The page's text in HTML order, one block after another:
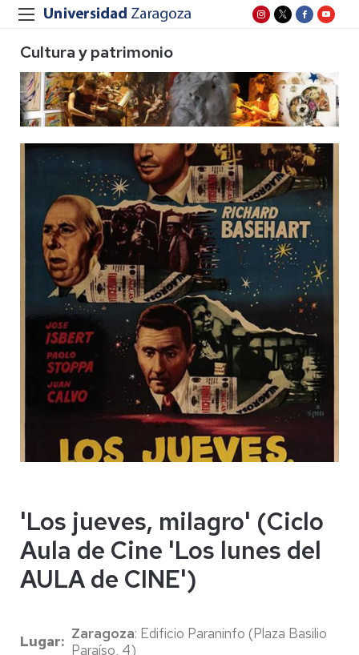
Cultura y patrimonio
'Los jueves, milagro' (Ciclo
Aula de Cine 'Los lunes del
AULA de CINE')
Lugar Zaragoza: Edificio Paraninfo (Plaza Basilio
Paraíso, 4)